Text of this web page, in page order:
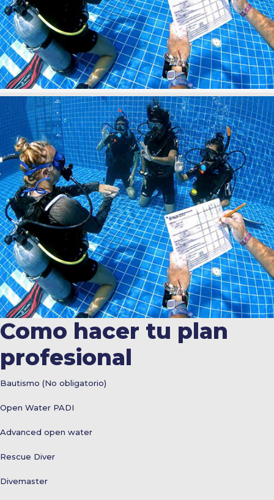
Como hacer tu plan
profesional
Bautismo (No obligatorio)
Open Water PADI
Advanced open water
Rescue Diver
Divemaster